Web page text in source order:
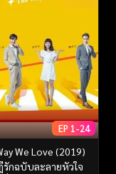
EP 1-24
We Love (2019)
กฉบับละลายหัวใจ